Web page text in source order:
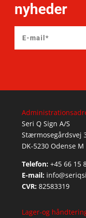
nyheder
Seri Q Sign A/S
Stærmosegårdsvej
DK-5230 Odense M
Telefon: +45 66 15
E-mail:
CVR: 82583319
Lager-og